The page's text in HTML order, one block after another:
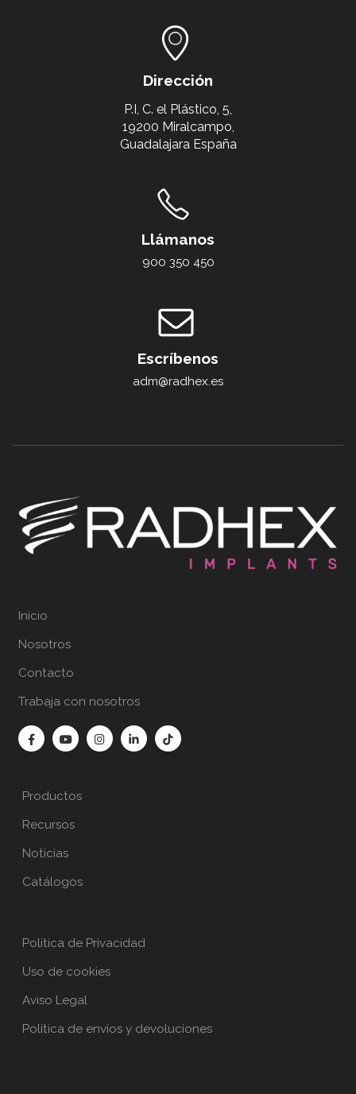
Dirección
P.I, C. el Plástico, 5,
19200 Miralcampo,
Guadalajara España
Llámanos
900 350 450
Escríbenos
adm@radhex.es
Inicio
Nosotros
Contacto
Trabaja con nosotros
Productos
Recursos
Noticias
Catálogos
Política de Privacidad
Uso de cookies
Aviso Legal
Política de envíos y devoluciones